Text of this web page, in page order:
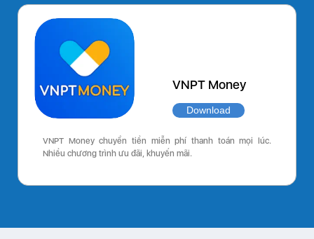
VNPT Money
Download
VNPT Money chuyển tiền miễn phí thanh toán mọi lúc.
Nhiều chương trình ưu đãi, khuyến mãi.